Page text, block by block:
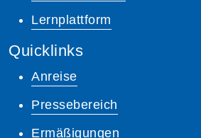
Lernplattform
Quicklinks
Anreise
Pressebereich
Ermäßigungen